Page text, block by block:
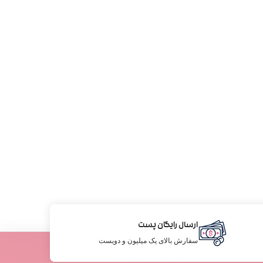
ارسال رایگان پست
سفارش بالای یک میلیون و دویست